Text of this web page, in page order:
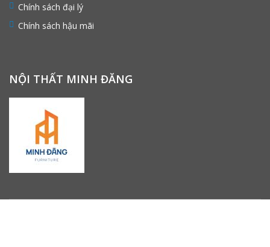
Chính sách đại lý
Chính sách hậu mãi
NỘI THẤT MINH ĐĂNG